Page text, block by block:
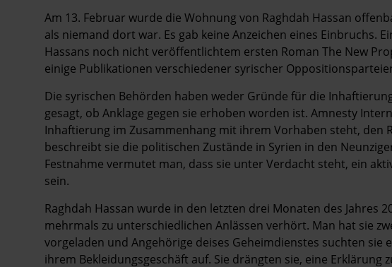
Am 13. Februar wurde die Wohnung von Raghdah Hassan
als niemand dort war. Es gab keine Anzeichen eines Einbruchs.
Hassans noch nicht veröffentlichtem ersten Roman The New
einige Publikationen verschiedener syrischer
Die syrischen Behörden haben weder Gründe für die
gesagt, ob Anklage gegen sie erhoben worden ist. Amnesty
Inhaftierung im Zusammenhang mit ihrem Vorhaben steht, den
beschreibt sie die politischen Zustände in Syrien in den
Festnahme vermutet man, dass sie unter Verdacht steht, ein
sein.
Raghdah Hassan wurde in den letzten drei Monaten des Jahres
mehrmals zu unterschiedlichen Anlässen verhört. Man hat sie
vorgeladen und Angehörige deises Geheimdienstes suchten
ihrem Bekleidungsgeschäft auf. Sie drängten sie, eine Erklärung